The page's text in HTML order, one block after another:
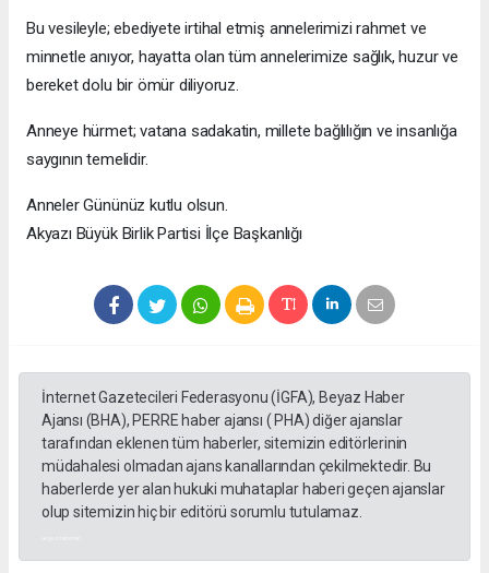
Bu vesileyle; ebediyete irtihal etmiş annelerimizi rahmet ve
minnetle anıyor, hayatta olan tüm annelerimize sağlık, huzur ve
bereket dolu bir ömür diliyoruz.
Anneye hürmet; vatana sadakatin, millete bağlılığın ve insanlığa
saygının temelidir.
Anneler Gününüz kutlu olsun.
Akyazı Büyük Birlik Partisi İlçe Başkanlığı
İnternet Gazetecileri Federasyonu (İGFA), Beyaz Haber
Ajansı (BHA), PERRE haber ajansı ( PHA) diğer ajanslar
tarafından eklenen tüm haberler, sitemizin editörlerinin
müdahalesi olmadan ajans kanallarından çekilmektedir. Bu
haberlerde yer alan hukuki muhataplar haberi geçen ajanslar
olup sitemizin hiç bir editörü sorumlu tutulamaz.